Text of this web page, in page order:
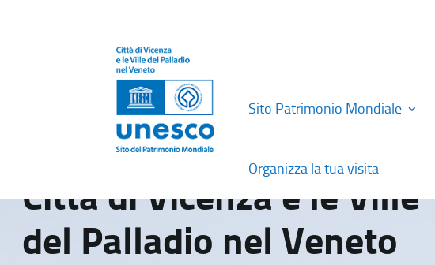
Sito Patrimonio Mondiale
Organizza la tua visita
Città di Vicenza e le Ville
del Palladio nel Veneto